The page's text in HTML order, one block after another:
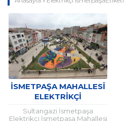
İSMETPAŞA MAHALLESI
ELEKTRIKÇI
Sultangazi İsmetpaşa
Elektrikçi İsmetpaşa Mahallesi